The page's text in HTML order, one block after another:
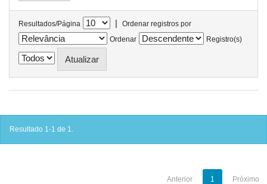
Resultados/Página |
Ordenar registros por
Ordenar
Registro(s)
Resultado 1-1 de 1.
Anterior 1 Próximo